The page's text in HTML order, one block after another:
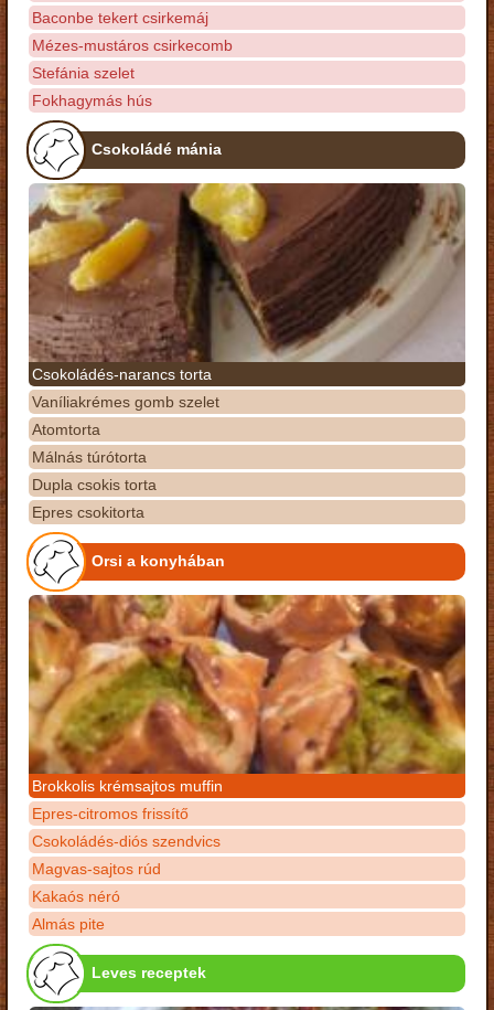
Baconbe tekert csirkemáj
Mézes-mustáros csirkecomb
Stefánia szelet
Fokhagymás hús
Csokoládé mánia
Csokoládés-narancs torta
Vaníliakrémes gomb szelet
Atomtorta
Málnás túrótorta
Dupla csokis torta
Epres csokitorta
Orsi a konyhában
Brokkolis krémsajtos muffin
Epres-citromos frissítő
Csokoládés-diós szendvics
Magvas-sajtos rúd
Kakaós néró
Almás pite
Leves receptek